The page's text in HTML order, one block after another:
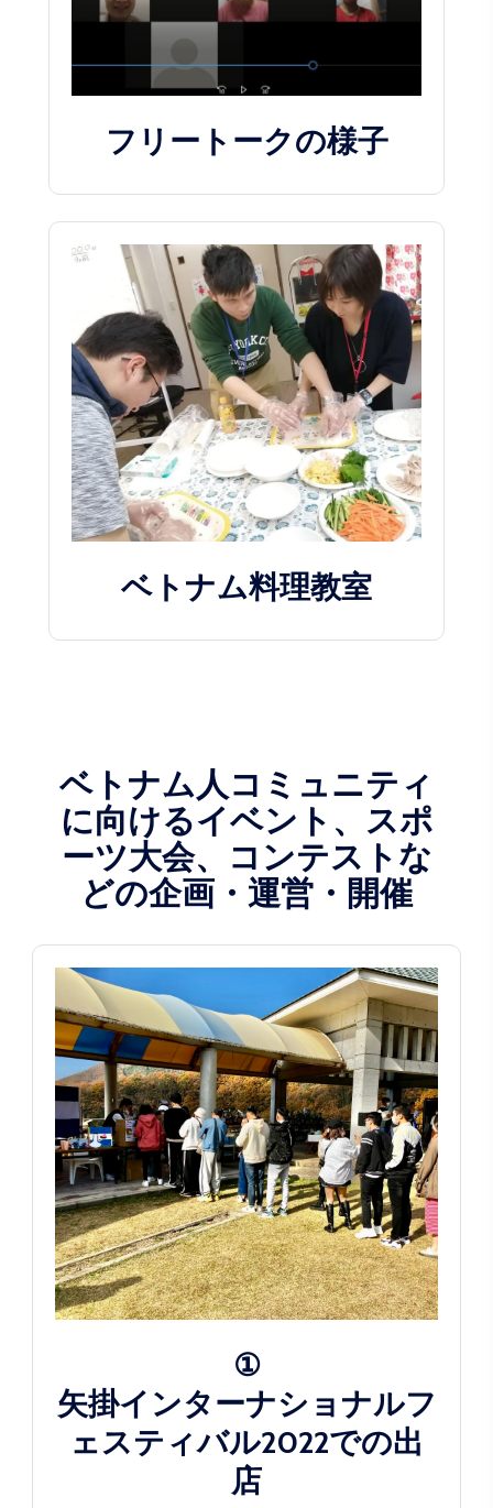
フリートークの様子
ベトナム料理教室
ベトナム人コミュニティ
に向けるイベント、スポ
ーツ大会、コンテストな
どの企画・運営・開催
①
矢掛インターナショナルフ
ェスティバル2022での出
店